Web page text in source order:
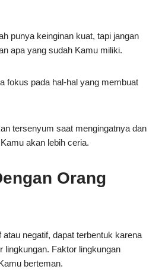
punya keinginan kuat, tapi jangan
apa yang sudah Kamu miliki.
fokus pada hal-hal yang membuat
tersenyum saat mengingatnya dan
akan lebih ceria.
Orang
negatif, dapat terbentuk karena
lingkungan. Faktor lingkungan
berteman.